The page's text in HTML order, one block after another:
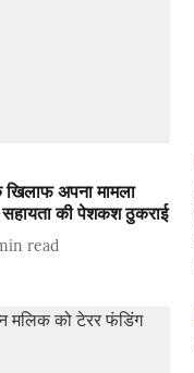
अपना मामला
सहायता की पेशकश ठुकराई
read